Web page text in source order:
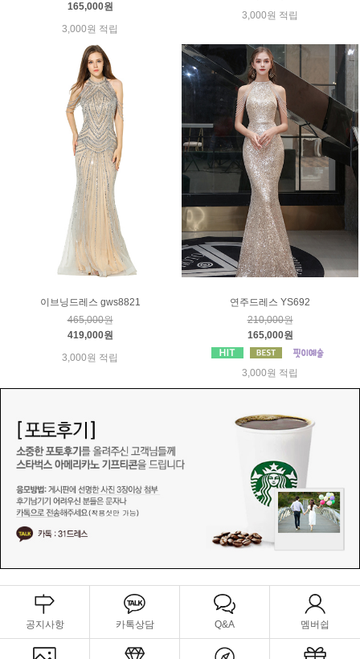
165,000원
3,000원 적립
3,000원 적립
이브닝드레스 gws8821
465,000원
419,000원
3,000원 적립
연주드레스 YS692
210,000원
165,000원
3,000원 적립
공지사항 카톡상담 Q&A 멤버쉽